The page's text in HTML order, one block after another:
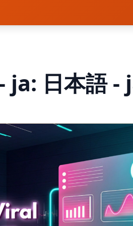
ja: 日本語 -